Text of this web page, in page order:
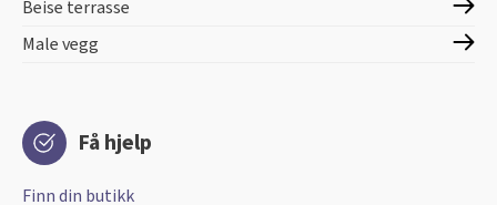
Beise terrasse
Male vegg
Få hjelp
Finn din butikk